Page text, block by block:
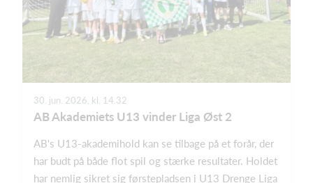
30. jun. 2026, kl. 14.32
AB Akademiets U13 vinder Liga Øst 2
AB's U13-akademihold kan se tilbage på et forår, der
har budt på både flot spil og stærke resultater. Holdet
har nemlig sikret sig førstepladsen i U13 Drenge Liga